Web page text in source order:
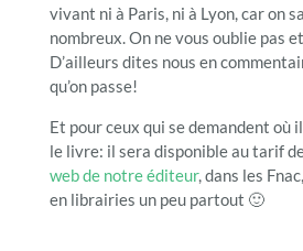
vivant ni à Paris, ni à Lyon, car on
nombreux. On ne vous oublie pas
D’ailleurs dites nous en
qu’on passe!
Et pour ceux qui se demandent
le livre: il sera disponible au tarif
web de notre éditeur, dans les
en librairies un peu partout 🙂